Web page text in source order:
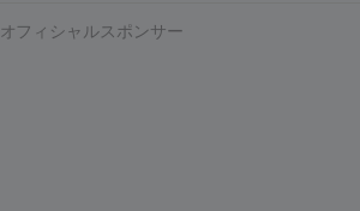
オフィシャルスポンサー